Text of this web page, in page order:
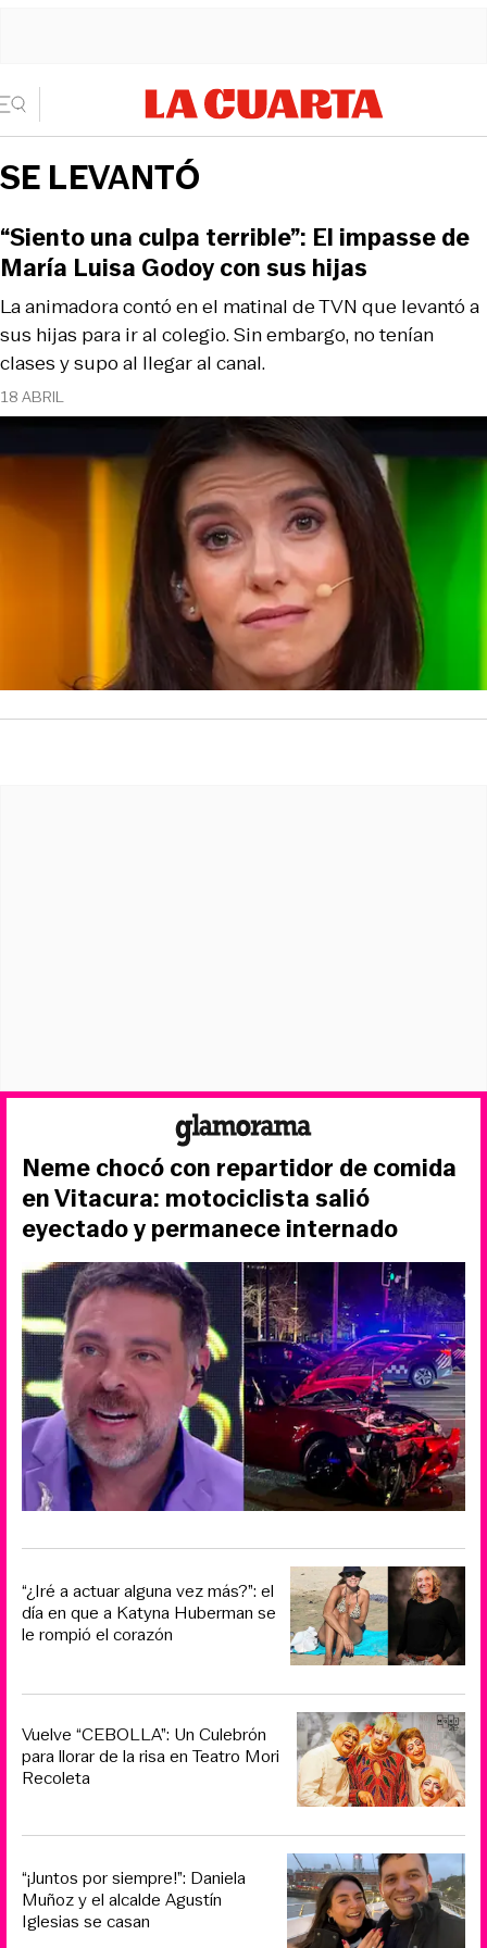
SE LEVANTÓ
18 ABRIL
La animadora contó en el matinal de TVN que levantó a
sus hijas para ir al colegio. Sin embargo, no tenían
clases y supo al llegar al canal.
“Siento una culpa terrible”: El impasse de
María Luisa Godoy con sus hijas
Neme chocó con repartidor de comida
en Vitacura: motociclista salió
eyectado y permanece internado
“¿Iré a actuar alguna vez más?”: el
día en que a Katyna Huberman se
le rompió el corazón
Vuelve “CEBOLLA”: Un Culebrón
para llorar de la risa en Teatro Mori
Recoleta
“¡Juntos por siempre!”: Daniela
Muñoz y el alcalde Agustín
Iglesias se casan